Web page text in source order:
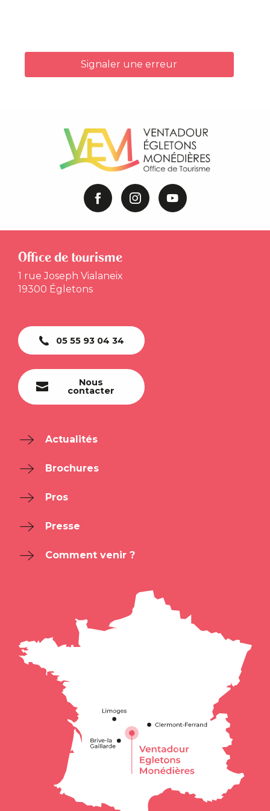
Signaler une erreur
Office de tourisme
1 rue Joseph Vialaneix
19300 Égletons
05 55 93 04 34
Nous
contacter
Actualités
Brochures
Pros
Presse
Comment venir ?